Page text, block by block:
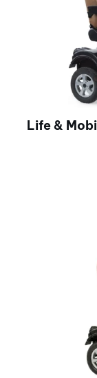
Life &